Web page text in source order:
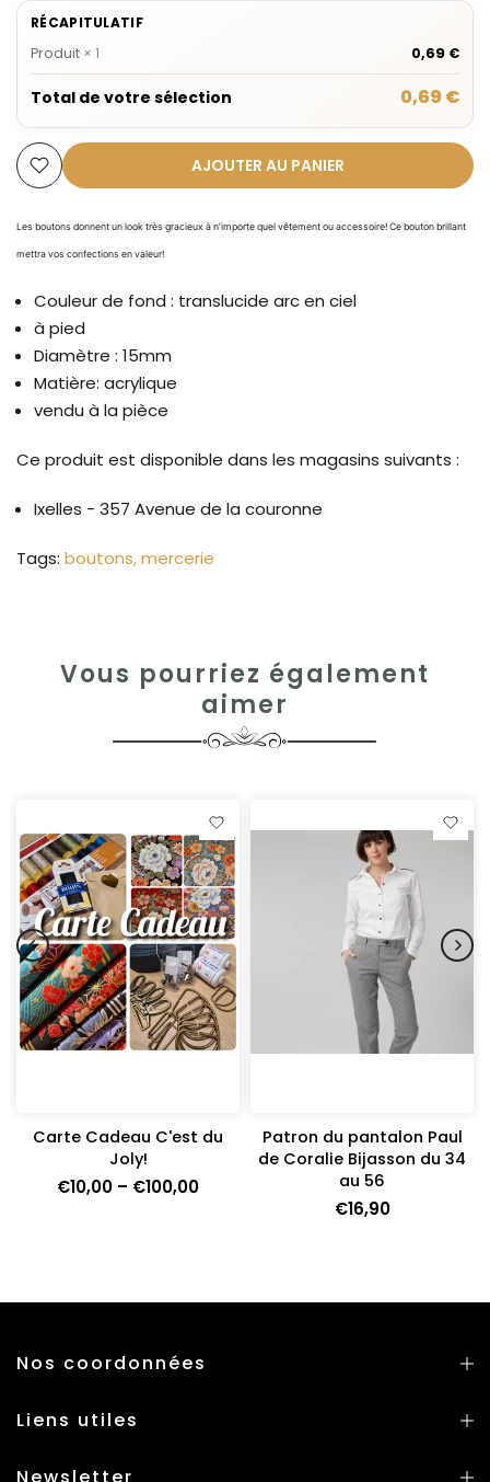
RÉCAPITULATIF
Produit × 1 0,69 €
Total de votre sélection 0,69 €
AJOUTER AU PANIER
Les boutons donnent un look très gracieux à n’importe quel vêtement ou accessoire! Ce bouton brillant
mettra vos confections en valeur!
Couleur de fond : translucide arc en ciel
à pied
Diamètre : 15mm
Matière: acrylique
vendu à la pièce
Ce produit est disponible dans les magasins suivants :
Ixelles - 357 Avenue de la couronne
Tags: boutons mercerie
Vous pourriez également
aimer
Carte Cadeau C'est du
Joly!
€10,00 – €100,00
Patron du pantalon Paul
de Coralie Bijasson du 34
au 56
€16,90
Nos coordonnées
Liens utiles
Newsletter